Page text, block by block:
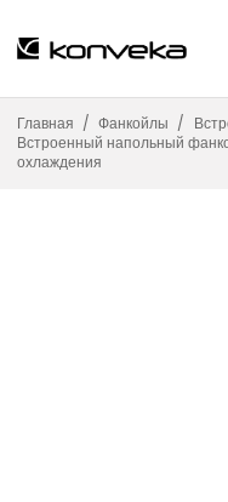
Главная / Фанкойлы /
Встроенный напольный
охлаждения